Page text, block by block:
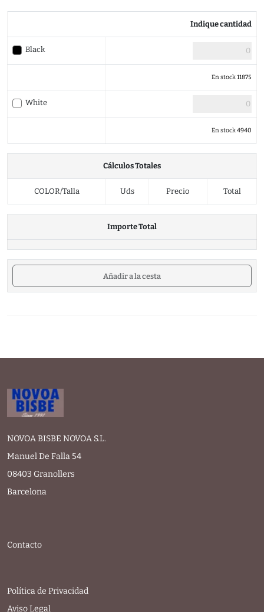
Indique cantidad
Black
En stock 11875
White
En stock 4940
Cálculos Totales
COLOR/Talla Uds Precio Total
Importe Total
Añadir a la cesta
NOVOA BISBE NOVOA S.L.
Manuel De Falla 54
08403 Granollers
Barcelona
Contacto
Política de Privacidad
Aviso Legal